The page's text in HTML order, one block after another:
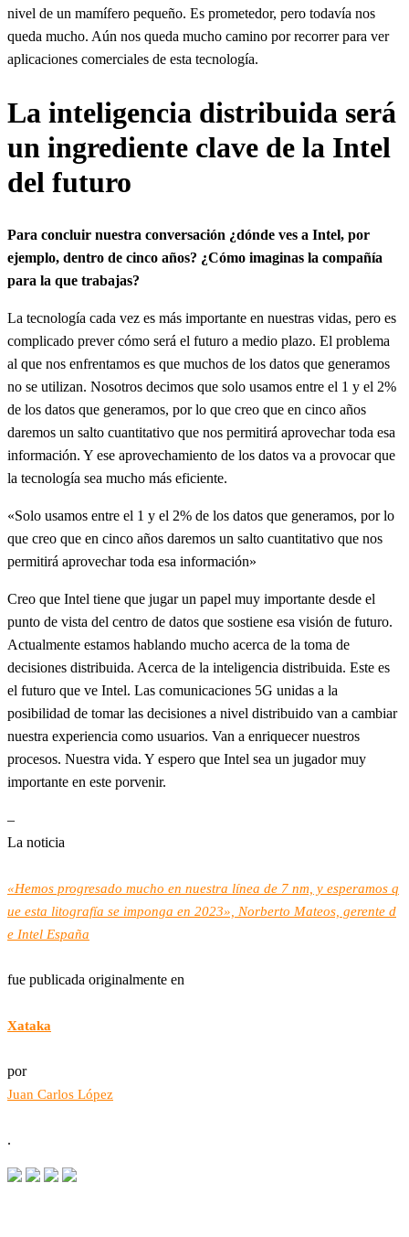
nivel de un mamífero pequeño. Es prometedor, pero todavía nos
queda mucho. Aún nos queda mucho camino por recorrer para ver
aplicaciones comerciales de esta tecnología.
La inteligencia distribuida será
un ingrediente clave de la Intel
del futuro
Para concluir nuestra conversación ¿dónde ves a Intel, por
ejemplo, dentro de cinco años? ¿Cómo imaginas la compañía
para la que trabajas?
La tecnología cada vez es más importante en nuestras vidas, pero es
complicado prever cómo será el futuro a medio plazo. El problema
al que nos enfrentamos es que muchos de los datos que generamos
no se utilizan. Nosotros decimos que solo usamos entre el 1 y el 2%
de los datos que generamos, por lo que creo que en cinco años
daremos un salto cuantitativo que nos permitirá aprovechar toda esa
información. Y ese aprovechamiento de los datos va a provocar que
la tecnología sea mucho más eficiente.
«Solo usamos entre el 1 y el 2% de los datos que generamos, por lo
que creo que en cinco años daremos un salto cuantitativo que nos
permitirá aprovechar toda esa información»
Creo que Intel tiene que jugar un papel muy importante desde el
punto de vista del centro de datos que sostiene esa visión de futuro.
Actualmente estamos hablando mucho acerca de la toma de
decisiones distribuida. Acerca de la inteligencia distribuida. Este es
el futuro que ve Intel. Las comunicaciones 5G unidas a la
posibilidad de tomar las decisiones a nivel distribuido van a cambiar
nuestra experiencia como usuarios. Van a enriquecer nuestros
procesos. Nuestra vida. Y espero que Intel sea un jugador muy
importante en este porvenir.
–
La noticia
«Hemos progresado mucho en nuestra línea de 7 nm, y esperamos q
ue esta litografía se imponga en 2023», Norberto Mateos, gerente d
e Intel España
fue publicada originalmente en
Xataka
por
Juan Carlos López
.